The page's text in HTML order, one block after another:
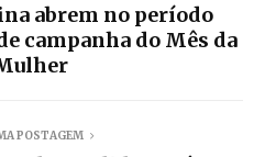
abrem no período
campanha do Mês da
POSTAGEM